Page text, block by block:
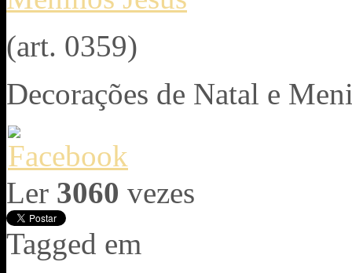
(art. 0359)
Decorações de Natal e
Ler 3060 vezes
Tagged em